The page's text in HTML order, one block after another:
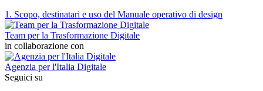
1. Scopo, destinatari e uso del Manuale operativo di design
Team per la Trasformazione Digitale
in collaborazione con
Agenzia per l'Italia Digitale
Seguici su